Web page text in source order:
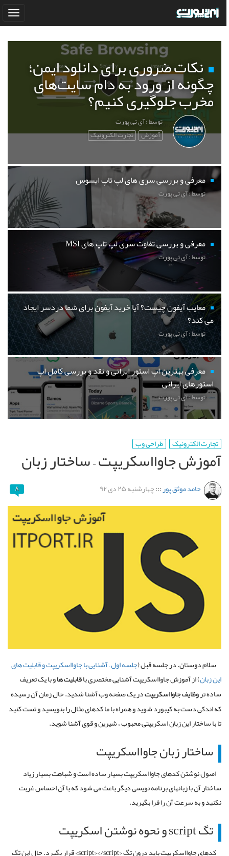
نکات ضروری برای دانلود ایمن؛
چگونه از ورود به دام سایت‌های
مخرب جلوگیری کنیم؟
توسط : آی تی پورت
آموزش تجارت الکترونیک
معرفی و بررسی سری های لپ تاپ ایسوس
توسط : آی تی پورت
معرفی و بررسی تفاوت سری لپ تاپ های MSI
توسط : آی تی پورت
معایب آیفون چیست؟ آیا خرید آیفون برای شما دردسر ایجاد
می کند؟
توسط : آی تی پورت
معرفی بهترین اپ استور ایرانی و نقد و بررسی کامل اپ
استورهای ایرانی
توسط : آی تی پورت
تجارت الکترونیک طراحی وب
آموزش جاوااسکریپت – ساختار زبان
حامد موثق پور:::چهارشنبه ۲۵ دی ۹۲ ۸
سلام دوستان. در جلسه قبل (جلسه اول – آشنایی با جاوااسکریپت و قابلیت های
این زبان) از آموزش جاوااسکریپت آشنایی مختصری باقابلیت هاو با یک تعریف
ساده تروظایف جاوااسکریپتدر یک صفحه وب آشنا شدید. حال زمان آن رسیده
که اندکی دست به کیبورد شوید و همراه با ما کدهای مثال را بنویسید و تست کنید
تا با ساختار این زبان اسکریپتی محبوب ، شیرین و قوی آشنا شوید.
ساختار زبان جاوااسکریپت
اصول نوشتن کدهای جاوااسکریپت بسیار ساده است و شباهت بسیار زیاد
ساختار آن با زبانهای برنامه نویسی دیگر باعث می شود که با آن احساس غربت
نکنید و به سرعت آن را فرا بگیرید.
تگ script و نحوه نوشتن اسکریپت
کدهای جاوااسکریپت باید درون تگ <script></script> قرار بگیرد. حال این تگ